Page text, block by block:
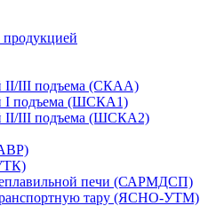
продукцией
II/III подъема (СКАА)
I подъема (ШСКА1)
II/III подъема (ШСКА2)
печи (САРМДСП)
тару (ЯСНО-УТМ)